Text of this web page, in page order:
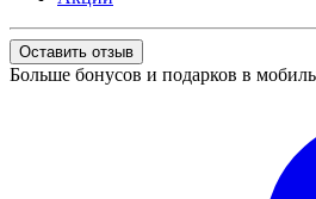
Оставить отзыв
Больше бонусов и подарков в